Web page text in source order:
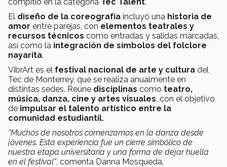
El diseño de la coreografía incluyó una historia de
amor entre parejas, con elementos teatrales y
recursos técnicos como entradas y salidas marcadas,
así como la integración de símbolos del folclore
nayarita.
VibrArt es el festival nacional de arte y cultura del
Tec de Monterrey, que se realiza anualmente en
distintas sedes. Reúne disciplinas como teatro,
música, danza, cine y artes visuales , con el objetivo
de impulsar el talento artístico entre la
comunidad estudiantil.
“Muchos de nosotros comenzamos en la danza desde
jóvenes. Esta experiencia fue un cierre simbólico de
nuestra etapa universitaria y una forma de dejar huella
en el festival”, comenta Danna Mosqueda.